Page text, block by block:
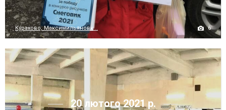
Курахово, Максимильяновк... 6
20 лютого 2021 р.